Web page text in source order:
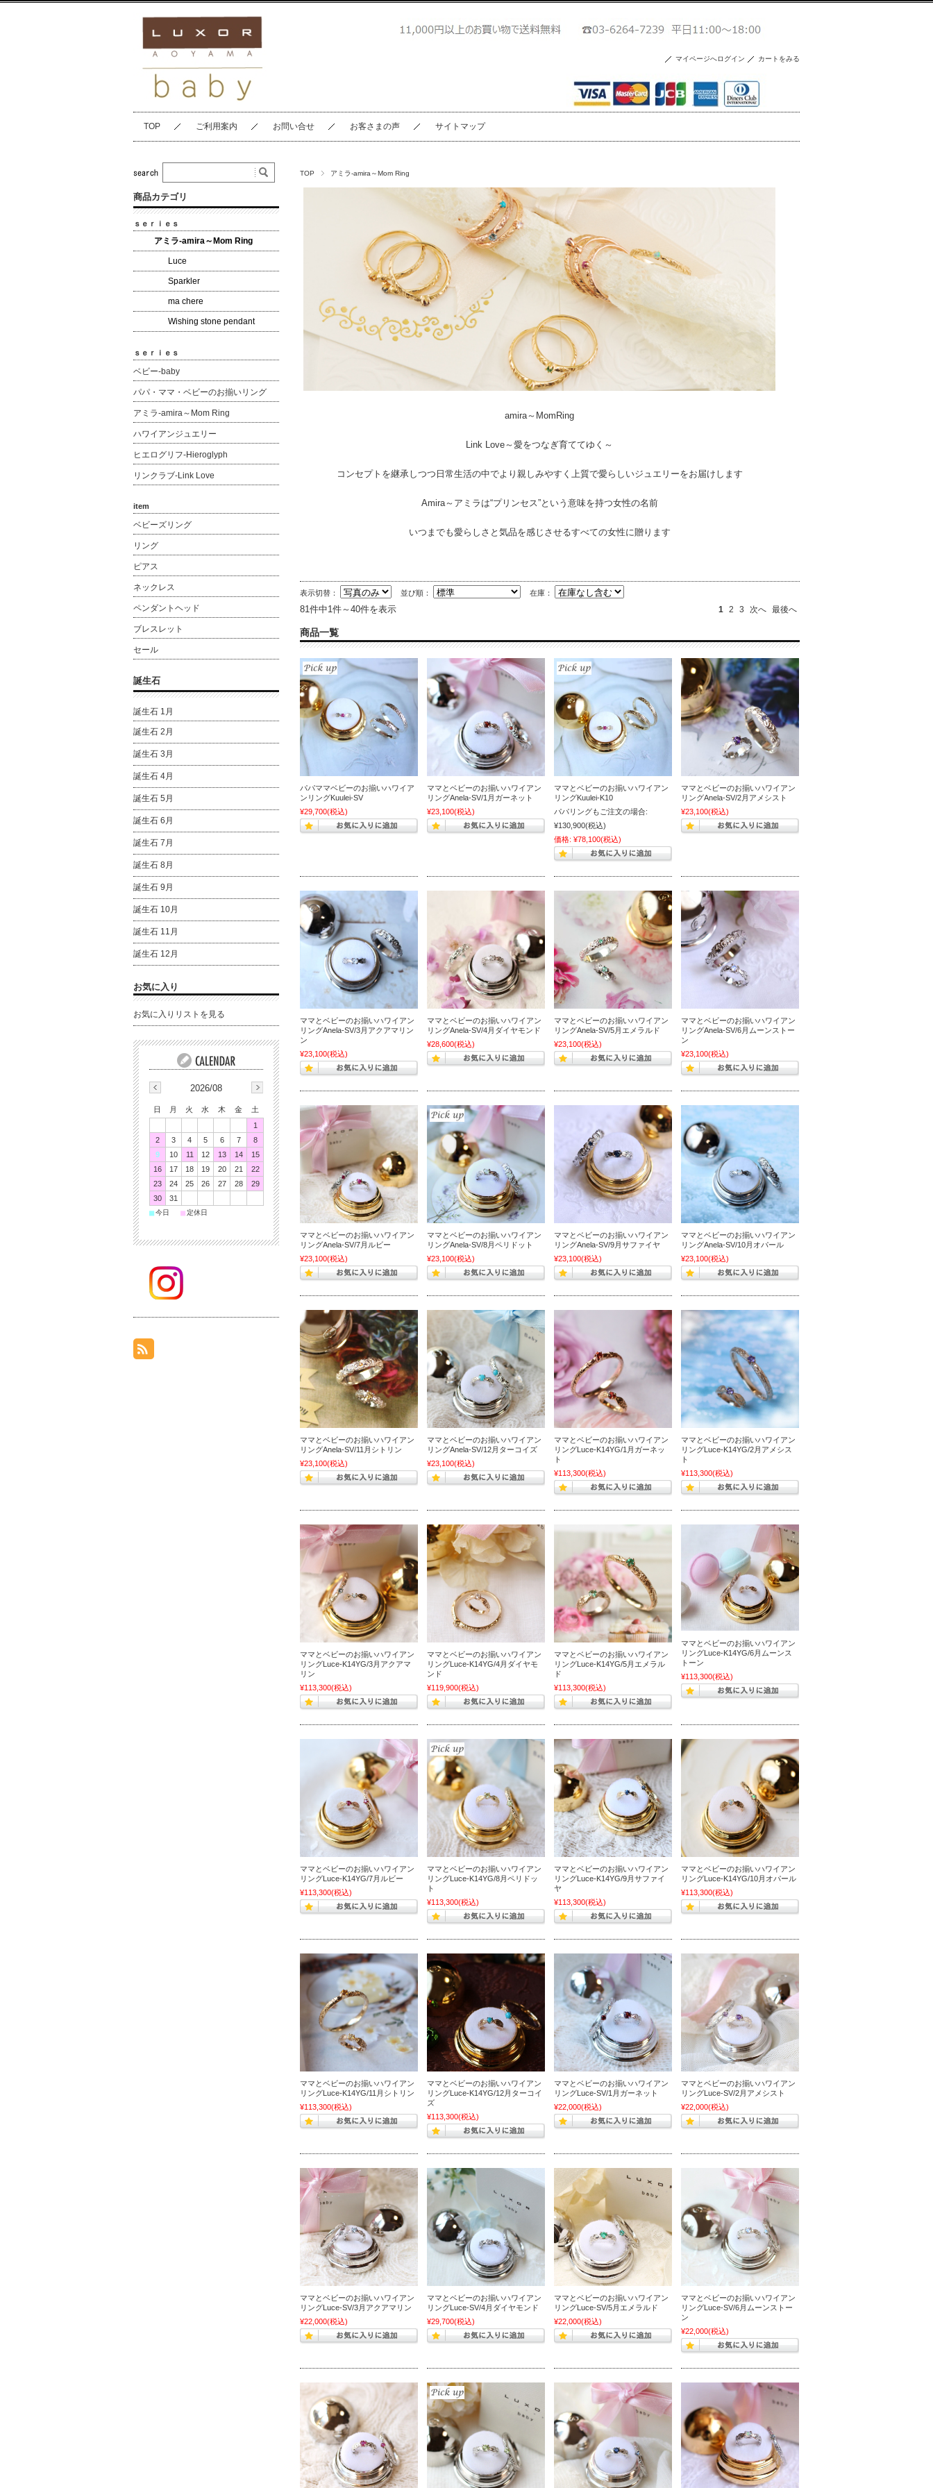
マイページへログイン カートをみる
TOP ご利用案内 お問い合せ お客さまの声 サイトマップ
TOP アミラ-amira～Mom Ring
amira～MomRing
Link Love～愛をつなぎ育ててゆく～
コンセプトを継承しつつ日常生活の中でより親しみやすく上質で愛らしいジュエリーをお届けします
Amira～アミラは“プリンセス”という意味を持つ女性の名前
いつまでも愛らしさと気品を感じさせるすべての女性に贈ります
表示切替： 並び順： 在庫：
81件中1件～40件を表示 1 2 3 次へ 最後へ
商品一覧
パパママベビーのお揃いハワイア
ンリングKuulei-SV
¥29,700(税込)
ママとベビーのお揃いハワイアン
リングAnela-SV/1月ガーネット
¥23,100(税込)
ママとベビーのお揃いハワイアン
リングKuulei-K10
パパリングもご注文の場合:
¥130,900(税込)
価格: ¥78,100(税込)
ママとベビーのお揃いハワイアン
リングAnela-SV/2月アメシスト
¥23,100(税込)
ママとベビーのお揃いハワイアン
リングAnela-SV/3月アクアマリン
ン
¥23,100(税込)
ママとベビーのお揃いハワイアン
リングAnela-SV/4月ダイヤモンド
¥28,600(税込)
ママとベビーのお揃いハワイアン
リングAnela-SV/5月エメラルド
¥23,100(税込)
ママとベビーのお揃いハワイアン
リングAnela-SV/6月ムーンストー
ン
¥23,100(税込)
ママとベビーのお揃いハワイアン
リングAnela-SV/7月ルビー
¥23,100(税込)
ママとベビーのお揃いハワイアン
リングAnela-SV/8月ペリドット
¥23,100(税込)
ママとベビーのお揃いハワイアン
リングAnela-SV/9月サファイヤ
¥23,100(税込)
ママとベビーのお揃いハワイアン
リングAnela-SV/10月オパール
¥23,100(税込)
ママとベビーのお揃いハワイアン
リングAnela-SV/11月シトリン
¥23,100(税込)
ママとベビーのお揃いハワイアン
リングAnela-SV/12月ターコイズ
¥23,100(税込)
ママとベビーのお揃いハワイアン
リングLuce-K14YG/1月ガーネッ
ト
¥113,300(税込)
ママとベビーのお揃いハワイアン
リングLuce-K14YG/2月アメシス
ト
¥113,300(税込)
ママとベビーのお揃いハワイアン
リングLuce-K14YG/3月アクアマ
リン
¥113,300(税込)
ママとベビーのお揃いハワイアン
リングLuce-K14YG/4月ダイヤモ
ンド
¥119,900(税込)
ママとベビーのお揃いハワイアン
リングLuce-K14YG/5月エメラル
ド
¥113,300(税込)
ママとベビーのお揃いハワイアン
リングLuce-K14YG/6月ムーンス
トーン
¥113,300(税込)
ママとベビーのお揃いハワイアン
リングLuce-K14YG/7月ルビー
¥113,300(税込)
ママとベビーのお揃いハワイアン
リングLuce-K14YG/8月ペリドッ
ト
¥113,300(税込)
ママとベビーのお揃いハワイアン
リングLuce-K14YG/9月サファイ
ヤ
¥113,300(税込)
ママとベビーのお揃いハワイアン
リングLuce-K14YG/10月オパール
¥113,300(税込)
ママとベビーのお揃いハワイアン
リングLuce-K14YG/11月シトリン
¥113,300(税込)
ママとベビーのお揃いハワイアン
リングLuce-K14YG/12月ターコイ
ズ
¥113,300(税込)
ママとベビーのお揃いハワイアン
リングLuce-SV/1月ガーネット
¥22,000(税込)
ママとベビーのお揃いハワイアン
リングLuce-SV/2月アメシスト
¥22,000(税込)
ママとベビーのお揃いハワイアン
リングLuce-SV/3月アクアマリン
¥22,000(税込)
ママとベビーのお揃いハワイアン
リングLuce-SV/4月ダイヤモンド
¥29,700(税込)
ママとベビーのお揃いハワイアン
リングLuce-SV/5月エメラルド
¥22,000(税込)
ママとベビーのお揃いハワイアン
リングLuce-SV/6月ムーンストー
ン
¥22,000(税込)
商品カテゴリ
ｓｅｒｉｅｓ
アミラ-amira～Mom Ring
Luce
Sparkler
ma chere
Wishing stone pendant
ｓｅｒｉｅｓ
ベビー-baby
パパ・ママ・ベビーのお揃いリング
アミラ-amira～Mom Ring
ハワイアンジュエリー
ヒエログリフ-Hieroglyph
リンクラブ-Link Love
item
ベビーズリング
リング
ピアス
ネックレス
ペンダントヘッド
ブレスレット
セール
誕生石
誕生石 1月
誕生石 2月
誕生石 3月
誕生石 4月
誕生石 5月
誕生石 6月
誕生石 7月
誕生石 8月
誕生石 9月
誕生石 10月
誕生石 11月
誕生石 12月
お気に入り
お気に入りリストを見る
2026/08
日 月 火 水 木 金
土
1
2
3 4 5 6 7
8
9
10 11 12 13 14
15
16
17 18 19 20 21
22
23
24 25 26 27 28
29
30
31
■今日 ■定休日